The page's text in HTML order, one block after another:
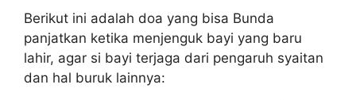
Berikut ini adalah doa yang bisa Bunda
panjatkan ketika menjenguk bayi yang baru
lahir, agar si bayi terjaga dari pengaruh syaitan
dan hal buruk lainnya: